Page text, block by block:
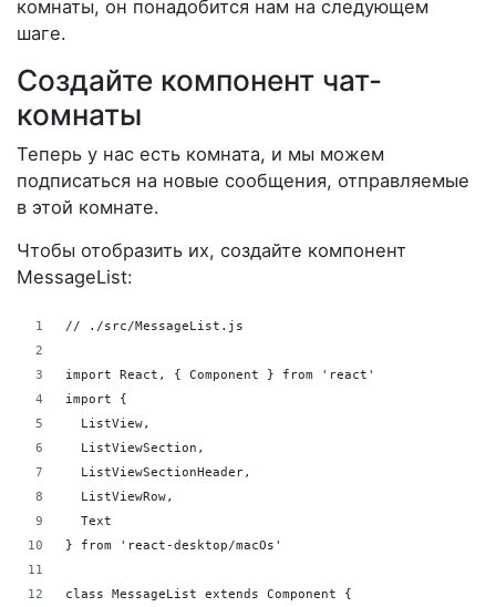
комнаты, он понадобится нам на следующем
шаге.
Создайте компонент чат-
комнаты
Теперь у нас есть комната, и мы можем
подписаться на новые сообщения, отправляемые
в этой комнате.
Чтобы отобразить их, создайте компонент
MessageList:
// ./src/MessageList.js
import React, { Component } from 'react'
import {
  ListView,
  ListViewSection,
  ListViewSectionHeader,
  ListViewRow,
  Text
} from 'react-desktop/macOs'
class MessageList extends Component {